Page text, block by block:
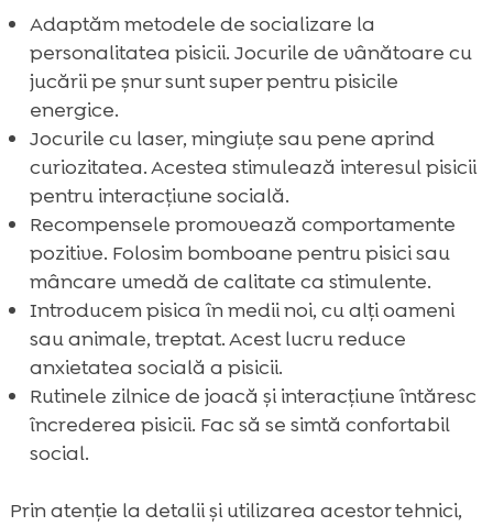
Adaptăm metodele de socializare la
personalitatea pisicii. Jocurile de vânătoare cu
jucării pe șnur sunt super pentru pisicile
energice.
Jocurile cu laser, mingiuțe sau pene aprind
curiozitatea. Acestea stimulează interesul pisicii
pentru interacțiune socială.
Recompensele promovează comportamente
pozitive. Folosim bomboane pentru pisici sau
mâncare umedă de calitate ca stimulente.
Introducem pisica în medii noi, cu alți oameni
sau animale, treptat. Acest lucru reduce
anxietatea socială a pisicii.
Rutinele zilnice de joacă și interacțiune întăresc
încrederea pisicii. Fac să se simtă confortabil
social.
Prin atenție la detalii și utilizarea acestor tehnici,